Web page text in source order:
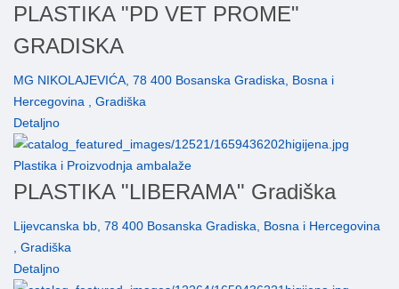
PLASTIKA "PD VET PROME"
GRADISKA
MG NIKOLAJEVIĆA, 78 400 Bosanska Gradiska, Bosna i
Hercegovina , Gradiška
Detaljno
Plastika i Proizvodnja ambalaže
PLASTIKA "LIBERAMA" Gradiška
Lijevcanska bb, 78 400 Bosanska Gradiska, Bosna i Hercegovina
, Gradiška
Detaljno